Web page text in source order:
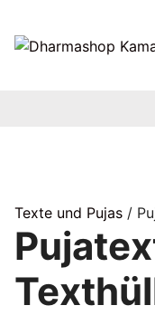
Inhalt
springen
Texte und Pujas /